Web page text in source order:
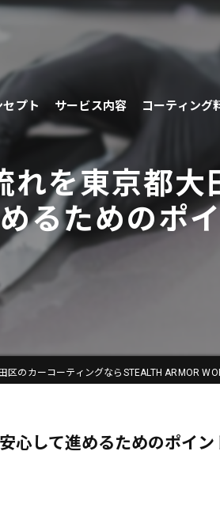
セプト サービス内容 コーティング
れを東京都大
るためのポ
区のカーコーティングならSTEALTH ARMOR
心して進めるためのポイン